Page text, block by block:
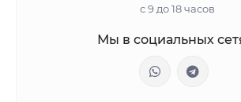
с 9 до 18 часов
Мы в социальных